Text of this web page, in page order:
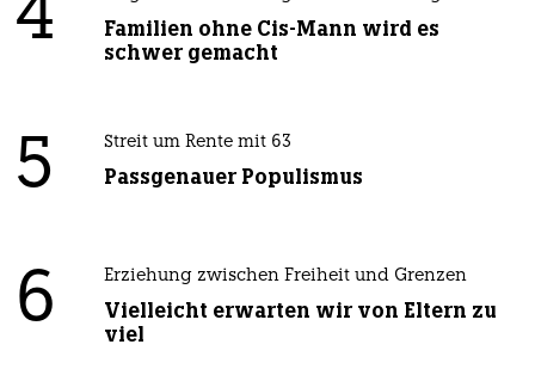
4
Familien ohne Cis-Mann wird es
schwer gemacht
5 Streit um Rente mit 63
Passgenauer Populismus
6 Erziehung zwischen Freiheit und Grenzen
Vielleicht erwarten wir von Eltern zu
viel